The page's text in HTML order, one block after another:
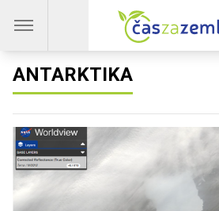
ANTARKTIKA